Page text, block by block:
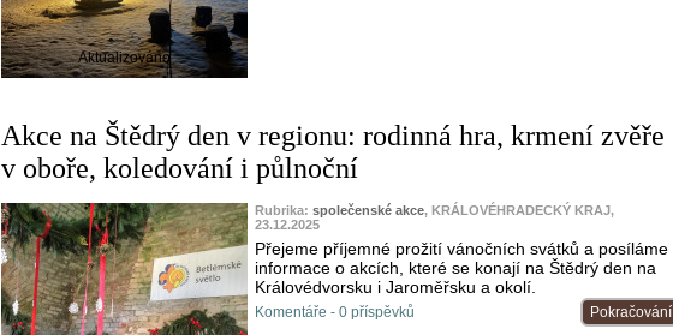
Aktualizováno
Akce na Štědrý den v regionu: rodinná hra, krmení zvěře
v oboře, koledování i půlnoční
Rubrika: společenské akce, KRÁLOVÉHRADECKÝ KRAJ,
23.12.2025
Přejeme příjemné prožití vánočních svátků a posíláme
informace o akcích, které se konají na Štědrý den na
Královédvorsku i Jaroměřsku a okolí.
Pokračování
Komentáře - 0 příspěvků